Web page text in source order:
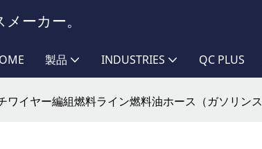
ーカー。
製品 INDUSTRIES QC PLUS
ワイヤー編組燃料ライン燃料油ホース（ガソリン